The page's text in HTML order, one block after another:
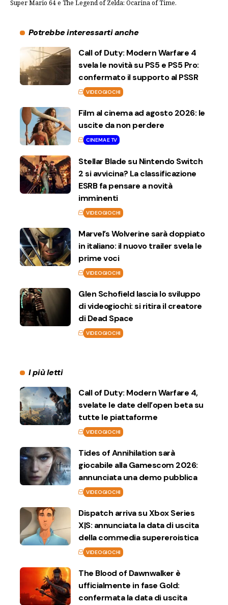
Super Mario 64 e The Legend of Zelda: Ocarina of Time.
Potrebbe interessarti anche
Call of Duty: Modern Warfare 4
svela le novità su PS5 e PS5 Pro:
confermato il supporto al PSSR
VIDEOGIOCHI
Film al cinema ad agosto 2026: le
uscite da non perdere
CINEMA E TV
Stellar Blade su Nintendo Switch
2 si avvicina? La classificazione
ESRB fa pensare a novità
imminenti
VIDEOGIOCHI
Marvel’s Wolverine sarà doppiato
in italiano: il nuovo trailer svela le
prime voci
VIDEOGIOCHI
Glen Schofield lascia lo sviluppo
di videogiochi: si ritira il creatore
di Dead Space
VIDEOGIOCHI
I più letti
Call of Duty: Modern Warfare 4,
svelate le date dell’open beta su
tutte le piattaforme
VIDEOGIOCHI
Tides of Annihilation sarà
giocabile alla Gamescom 2026:
annunciata una demo pubblica
VIDEOGIOCHI
Dispatch arriva su Xbox Series
X|S: annunciata la data di uscita
della commedia supereroistica
VIDEOGIOCHI
The Blood of Dawnwalker è
ufficialmente in fase Gold:
confermata la data di uscita